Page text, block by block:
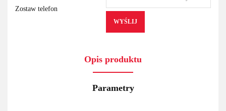
Zostaw telefon
WYŚLIJ
Opis produktu
Parametry